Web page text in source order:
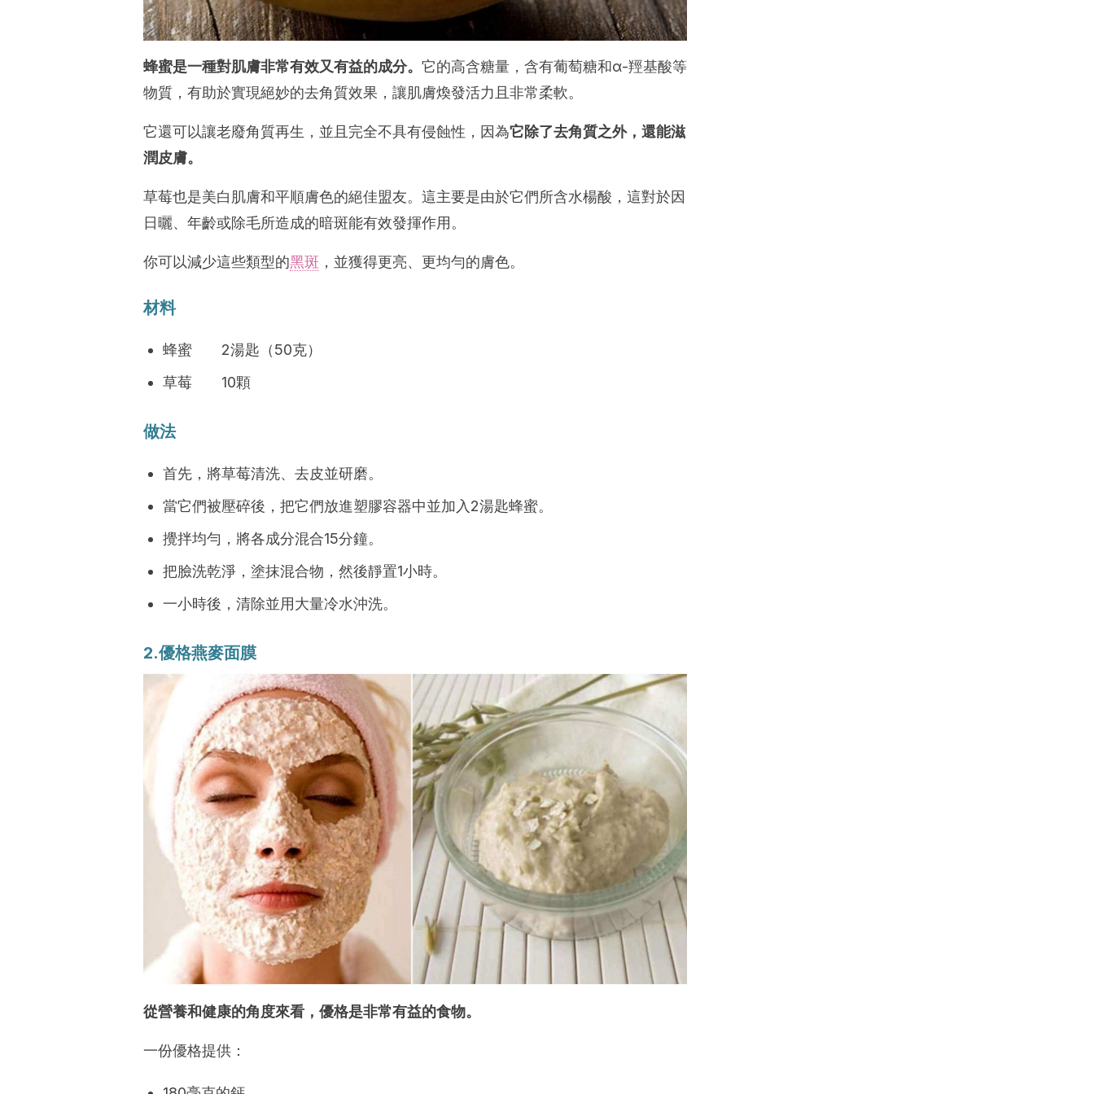
蜂蜜是一種對肌膚非常有效又有益的成分。 它的高含糖量，含有葡萄糖和α-羥基酸等
物質，有助於實現絕妙的去角質效果，讓肌膚煥發活力且非常柔軟。
它還可以讓老廢角質再生，並且完全不具有侵蝕性，因為它除了去角質之外，還能滋
潤皮膚。
草莓也是美白肌膚和平順膚色的絕佳盟友。這主要是由於它們所含水楊酸，這對於因
日曬、年齡或除毛所造成的暗斑能有效發揮作用。
你可以減少這些類型的黑斑 ，並獲得更亮、更均勻的膚色。
材料
蜂蜜 2湯匙（50克）
草莓 10顆
做法
首先，將草莓清洗、去皮並研磨。
當它們被壓碎後，把它們放進塑膠容器中並加入2湯匙蜂蜜。
攪拌均勻，將各成分混合15分鐘。
把臉洗乾淨，塗抹混合物，然後靜置1小時。
一小時後，清除並用大量冷水沖洗。
2.優格燕麥面膜
從營養和健康的角度來看，優格是非常有益的食物。
一份優格提供：